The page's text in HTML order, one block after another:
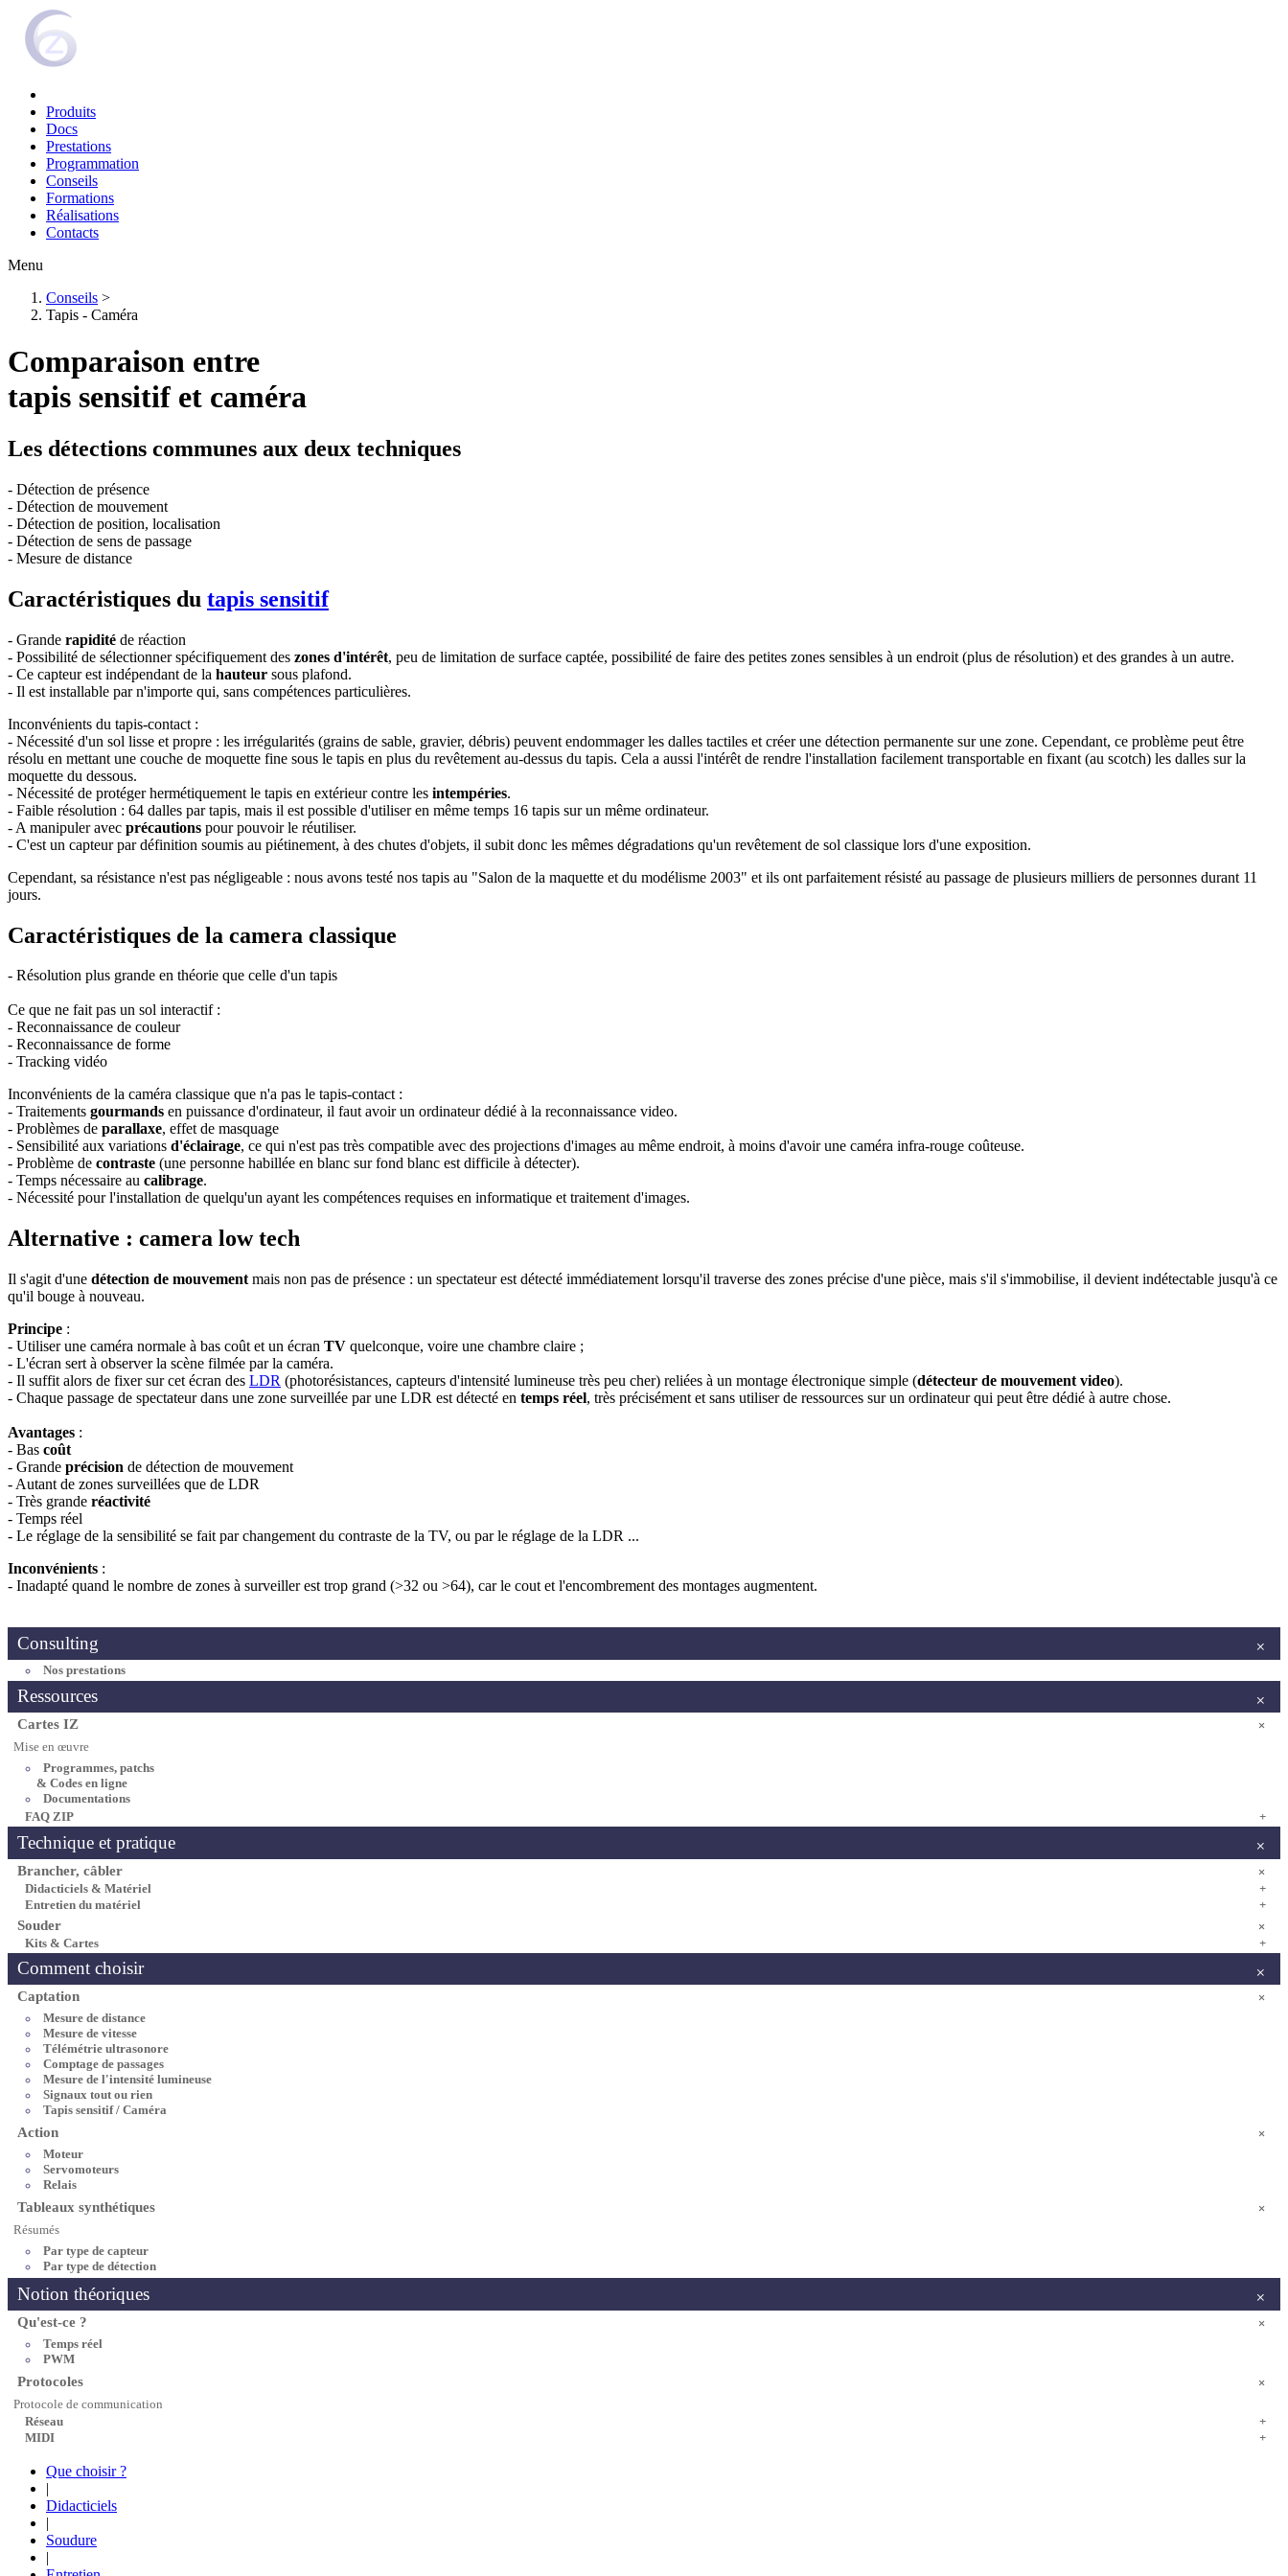
Produits
Docs
Prestations
Programmation
Conseils
Formations
Réalisations
Contacts
Menu
Conseils >
Tapis - Caméra
Comparaison entre
tapis sensitif et caméra
Les détections communes aux deux techniques
- Détection de présence
- Détection de mouvement
- Détection de position, localisation
- Détection de sens de passage
- Mesure de distance
Caractéristiques du tapis sensitif
- Grande rapidité de réaction
- Possibilité de sélectionner spécifiquement des zones d'intérêt, peu de limitation de surface captée, possibilité de faire des petites zones sensibles à un endroit (plus de résolution) et des grandes à un autre.
- Ce capteur est indépendant de la hauteur sous plafond.
- Il est installable par n'importe qui, sans compétences particulières.
Inconvénients du tapis-contact :
- Nécessité d'un sol lisse et propre : les irrégularités (grains de sable, gravier, débris) peuvent endommager les dalles tactiles et créer une détection permanente sur une zone. Cependant, ce problème peut être
résolu en mettant une couche de moquette fine sous le tapis en plus du revêtement au-dessus du tapis. Cela a aussi l'intérêt de rendre l'installation facilement transportable en fixant (au scotch) les dalles sur la
moquette du dessous.
- Nécessité de protéger hermétiquement le tapis en extérieur contre les intempéries.
- Faible résolution : 64 dalles par tapis, mais il est possible d'utiliser en même temps 16 tapis sur un même ordinateur.
- A manipuler avec précautions pour pouvoir le réutiliser.
- C'est un capteur par définition soumis au piétinement, à des chutes d'objets, il subit donc les mêmes dégradations qu'un revêtement de sol classique lors d'une exposition.
Cependant, sa résistance n'est pas négligeable : nous avons testé nos tapis au "Salon de la maquette et du modélisme 2003" et ils ont parfaitement résisté au passage de plusieurs milliers de personnes durant 11
jours.
Caractéristiques de la camera classique
- Résolution plus grande en théorie que celle d'un tapis
Ce que ne fait pas un sol interactif :
- Reconnaissance de couleur
- Reconnaissance de forme
- Tracking vidéo
Inconvénients de la caméra classique que n'a pas le tapis-contact :
- Traitements gourmands en puissance d'ordinateur, il faut avoir un ordinateur dédié à la reconnaissance video.
- Problèmes de parallaxe, effet de masquage
- Sensibilité aux variations d'éclairage, ce qui n'est pas très compatible avec des projections d'images au même endroit, à moins d'avoir une caméra infra-rouge coûteuse.
- Problème de contraste (une personne habillée en blanc sur fond blanc est difficile à détecter).
- Temps nécessaire au calibrage.
- Nécessité pour l'installation de quelqu'un ayant les compétences requises en informatique et traitement d'images.
Alternative : camera low tech
Il s'agit d'une détection de mouvement mais non pas de présence : un spectateur est détecté immédiatement lorsqu'il traverse des zones précise d'une pièce, mais s'il s'immobilise, il devient indétectable jusqu'à ce
qu'il bouge à nouveau.
Principe :
- Utiliser une caméra normale à bas coût et un écran TV quelconque, voire une chambre claire ;
- L'écran sert à observer la scène filmée par la caméra.
- Il suffit alors de fixer sur cet écran des LDR (photorésistances, capteurs d'intensité lumineuse très peu cher) reliées à un montage électronique simple (détecteur de mouvement video).
- Chaque passage de spectateur dans une zone surveillée par une LDR est détecté en temps réel, très précisément et sans utiliser de ressources sur un ordinateur qui peut être dédié à autre chose.
Avantages :
- Bas coût
- Grande précision de détection de mouvement
- Autant de zones surveillées que de LDR
- Très grande réactivité
- Temps réel
- Le réglage de la sensibilité se fait par changement du contraste de la TV, ou par le réglage de la LDR ...
Inconvénients :
- Inadapté quand le nombre de zones à surveiller est trop grand (>32 ou >64), car le cout et l'encombrement des montages augmentent.
Consulting
Nos prestations
Ressources
Cartes IZ
Mise en œuvre
Programmes, patchs
& Codes en ligne
Documentations
FAQ ZIP
Technique et pratique
Brancher, câbler
Didacticiels & Matériel
Entretien du matériel
Souder
Kits & Cartes
Comment choisir
Captation
Mesure de distance
Mesure de vitesse
Télémétrie ultrasonore
Comptage de passages
Mesure de l'intensité lumineuse
Signaux tout ou rien
Tapis sensitif / Caméra
Action
Moteur
Servomoteurs
Relais
Tableaux synthétiques
Résumés
Par type de capteur
Par type de détection
Notion théoriques
Qu'est-ce ?
Temps réel
PWM
Protocoles
Protocole de communication
Réseau
MIDI
Que choisir ?
|
Didacticiels
|
Soudure
|